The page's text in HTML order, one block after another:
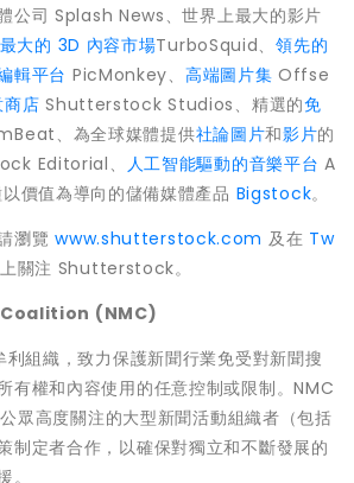
公司 Splash News、世界上最大的影片
大的 3D 內容市場TurboSquid、領先的
輯平台 PicMonkey、 高端圖片集 Offse
店 Shutterstock Studios、精選的免
、為全球媒體提供社論圖片和影片的
Editorial、 人工智能驅動的音樂平台 A
價值為導向的儲備媒體產品 Bigstock。
瀏覽www.shutterstock.com 及在 Tw
上關注 Shutterstock。
(NMC)
組織，致力保護新聞行業免受對新聞搜
有權和內容使用的任意控制或限制。NMC
眾高度關注的大型新聞活動組織者（包括
制定者合作，以確保對獨立和不斷發展的